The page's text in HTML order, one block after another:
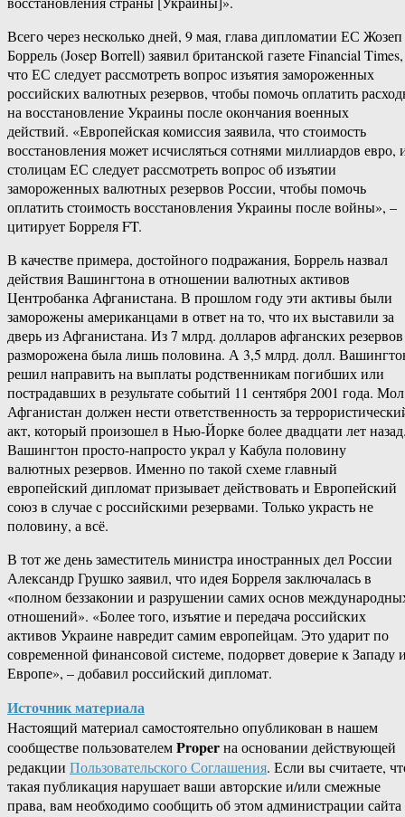
Всего через несколько дней, 9 мая, глава дипломатии ЕС Жозеп
Боррель (Josep Borrell) заявил британской газете Financial Times,
что ЕС следует рассмотреть вопрос изъятия замороженных
российских валютных резервов, чтобы помочь оплатить
на восстановление Украины после окончания военных
действий. «Европейская комиссия заявила, что стоимость
восстановления может исчисляться сотнями миллиардов евро,
столицам ЕС следует рассмотреть вопрос об изъятии
замороженных валютных резервов России, чтобы помочь
оплатить стоимость восстановления Украины после войны», –
цитирует Борреля FT.
В качестве примера, достойного подражания, Боррель назвал
действия Вашингтона в отношении валютных активов
Центробанка Афганистана. В прошлом году эти активы были
заморожены американцами в ответ на то, что их выставили за
дверь из Афганистана. Из 7 млрд. долларов афганских резервов
разморожена была лишь половина. А 3,5 млрд. долл.
решил направить на выплаты родственникам погибших или
пострадавших в результате событий 11 сентября 2001 года.
Афганистан должен нести ответственность за
акт, который произошел в Нью-Йорке более двадцати лет
Вашингтон просто-напросто украл у Кабула половину
валютных резервов. Именно по такой схеме главный
европейский дипломат призывает действовать и Европейский
союз в случае с российскими резервами. Только украсть не
половину, а всё.
В тот же день заместитель министра иностранных дел России
Александр Грушко заявил, что идея Борреля заключалась в
«полном беззаконии и разрушении самих основ
отношений». «Более того, изъятие и передача российских
активов Украине навредит самим европейцам. Это ударит по
современной финансовой системе, подорвет доверие к Западу
Европе», – добавил российский дипломат.
Источник материала
Настоящий материал самостоятельно опубликован в нашем
сообществе пользователемProperна основании действующей
редакции Пользовательского Соглашения. Если вы считаете,
такая публикация нарушает ваши авторские и/или смежные
права, вам необходимо сообщить об этом администрации сайта